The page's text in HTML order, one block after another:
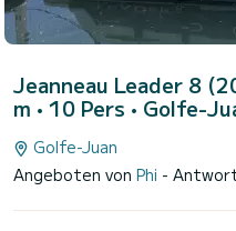
Jeanneau Leader 8
m • 10 Pers • Golfe-
Golfe-Juan
Angeboten von Phi -